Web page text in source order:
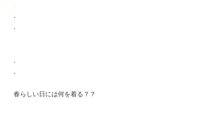
♩
.
.
.
.
春らしい日には何を着る？？